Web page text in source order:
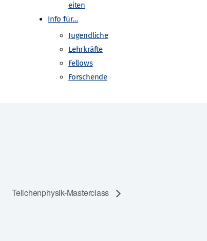
eiten
Info für…
Jugendliche
Lehrkräfte
Fellows
Forschende
Teilchenphysik-Masterclass